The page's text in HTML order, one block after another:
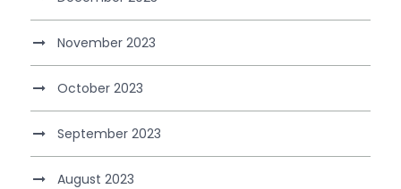
November 2023
October 2023
September 2023
August 2023